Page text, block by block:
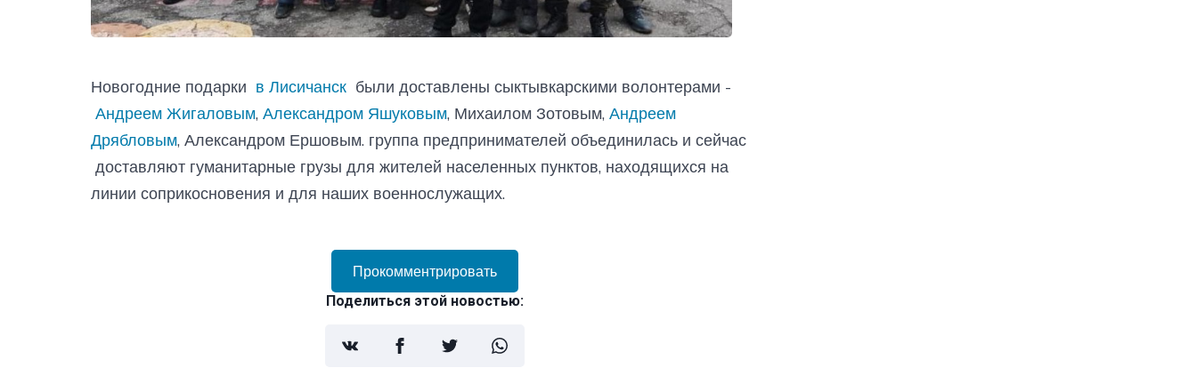
Новогодние подарки в Лисичанск были доставлены сыктывкарскими волонтерами -
Андреем Жигаловым, Александром Яшуковым, Михаилом Зотовым, Андреем
Дрябловым, Александром Ершовым. группа предпринимателей объединилась и сейчас
доставляют гуманитарные грузы для жителей населенных пунктов, находящихся на
линии соприкосновения и для наших военнослужащих.
Прокомментрировать
Поделиться этой новостью: